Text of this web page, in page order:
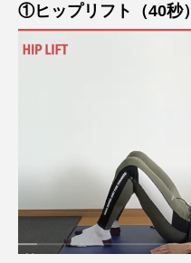
①ヒップリフト（40秒）